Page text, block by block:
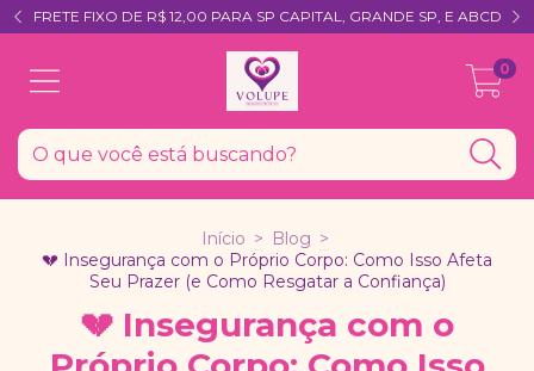
FRETE FIXO DE R$ 12,00 PARA SP CAPITAL, GRANDE SP, E ABCD
0
Início > Blog >
💔 Insegurança com o Próprio Corpo: Como Isso Afeta
Seu Prazer (e Como Resgatar a Confiança)
💔 Insegurança com o